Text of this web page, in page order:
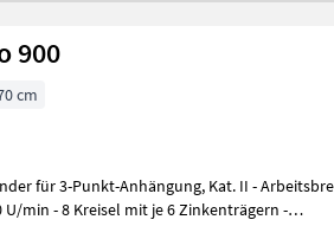
900
cm
U/min - 8 Kreisel mit je 6 Zinkenträgern -